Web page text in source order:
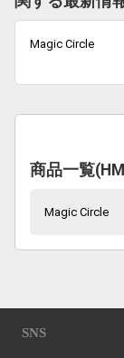
Magic Circle
商品一覧
Magic Circle
SNS